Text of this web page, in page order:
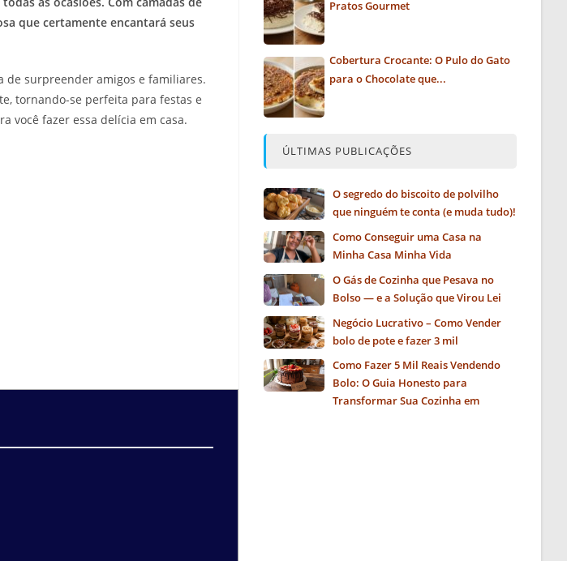
que certamente encantará seus
de surpreender amigos e familiares.
tornando-se perfeita para festas e
você fazer essa delícia em casa.
Pratos Gourmet
Cobertura Crocante: O Pulo do Gato
para o Chocolate que...
ÚLTIMAS PUBLICAÇÕES
O segredo do biscoito de polvilho
que ninguém te conta (e muda tudo)!
Como Conseguir uma Casa na
Minha Casa Minha Vida
O Gás de Cozinha que Pesava no
Bolso — e a Solução que Virou Lei
Negócio Lucrativo – Como Vender
bolo de pote e fazer 3 mil
Como Fazer 5 Mil Reais Vendendo
Bolo: O Guia Honesto para
Transformar Sua Cozinha em